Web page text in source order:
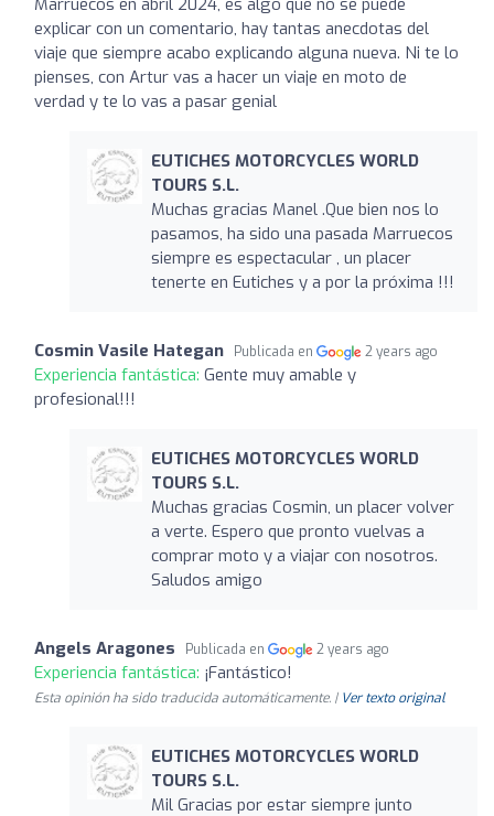
explicar con un comentario, hay tantas anecdotas del
viaje que siempre acabo explicando alguna nueva. Ni te lo
pienses, con Artur vas a hacer un viaje en moto de
verdad y te lo vas a pasar genial
EUTICHES MOTORCYCLES WORLD
TOURS S.L.
Muchas gracias Manel .Que bien nos lo
pasamos, ha sido una pasada Marruecos
siempre es espectacular , un placer
tenerte en Eutiches y a por la próxima !!!
Cosmin Vasile Hategan Publicada en 2 years ago
Experiencia fantástica: Gente muy amable y
profesional!!!
EUTICHES MOTORCYCLES WORLD
TOURS S.L.
Muchas gracias Cosmin, un placer volver
a verte. Espero que pronto vuelvas a
comprar moto y a viajar con nosotros.
Saludos amigo
Angels Aragones Publicada en 2 years ago
Experiencia fantástica: ¡Fantástico!
Esta opinión ha sido traducida automáticamente. | Ver texto original
EUTICHES MOTORCYCLES WORLD
TOURS S.L.
Mil Gracias por estar siempre junto